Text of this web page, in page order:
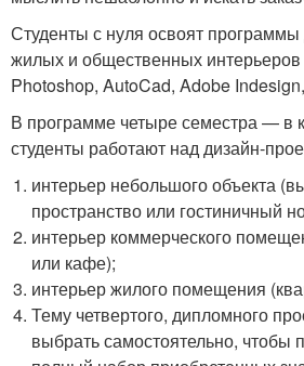
Студенты с нуля освоят
жилых и общественных
Photoshop, AutoCad, Adobe
В программе четыре семестра — в
студенты работают над дизайн-
интерьер небольшого объекта
пространство или гостиничный
интерьер коммерческого
или кафе);
интерьер жилого помещения
Тему четвертого, дипломного
выбрать самостоятельно, чтобы